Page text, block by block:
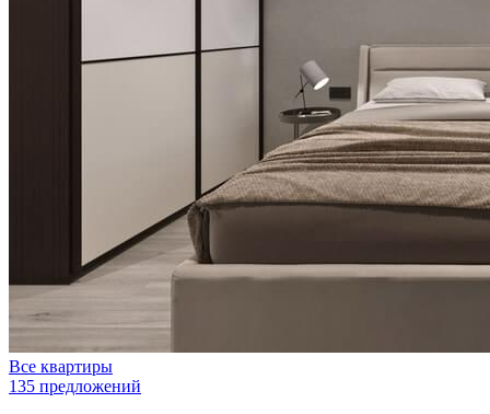
Все квартиры
135 предложений